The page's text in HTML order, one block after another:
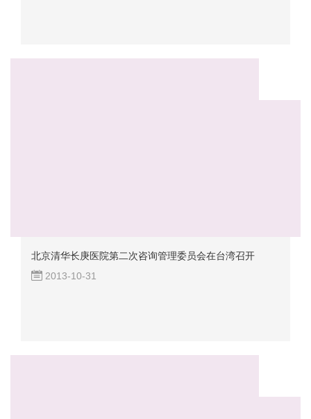
北京清华长庚医院第二次咨询管理委员会在台湾召开
2013-10-31